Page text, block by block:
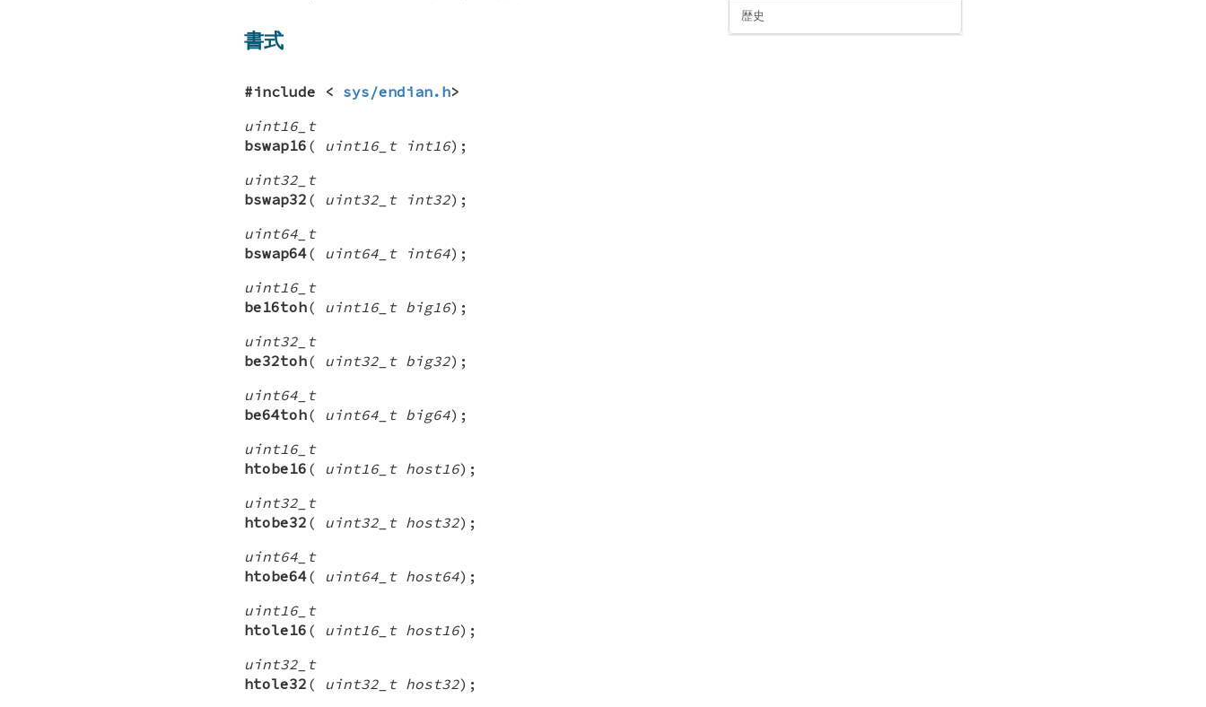
歴史
書式
#include < sys/endian.h>
uint16_t
bswap16 ( uint16_t int16);
uint32_t
bswap32 ( uint32_t int32);
uint64_t
bswap64( uint64_t int64);
uint16_t
be16toh( uint16_t big16);
uint32_t
be32toh( uint32_t big32);
uint64_t
be64toh( uint64_t big64);
uint16_t
htobe16 ( uint16_t host16);
uint32_t
htobe32 ( uint32_t host32);
uint64_t
htobe64( uint64_t host64);
uint16_t
htole16 ( uint16_t host16);
uint32_t
htole32 ( uint32_t host32);